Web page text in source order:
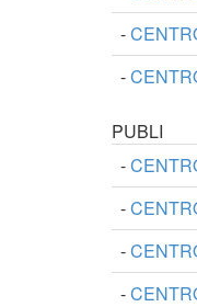
-
-
PUBLI
-
-
-
-